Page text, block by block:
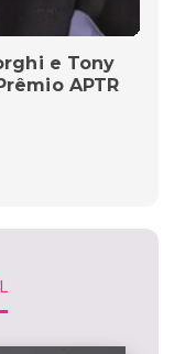
e Tony
APTR